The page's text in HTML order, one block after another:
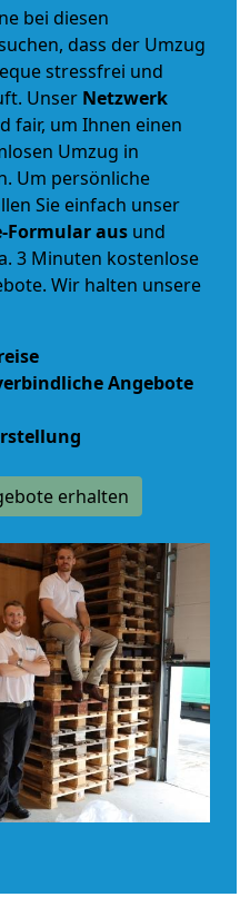
bei diesen
dass der Umzug
stressfrei und
Unser Netzwerk
fair, um Ihnen einen
Umzug in
Um persönliche
Sie einfach unser
Formular aus und
3 Minuten kostenlose
Wir halten unsere
Angebote
erhalten